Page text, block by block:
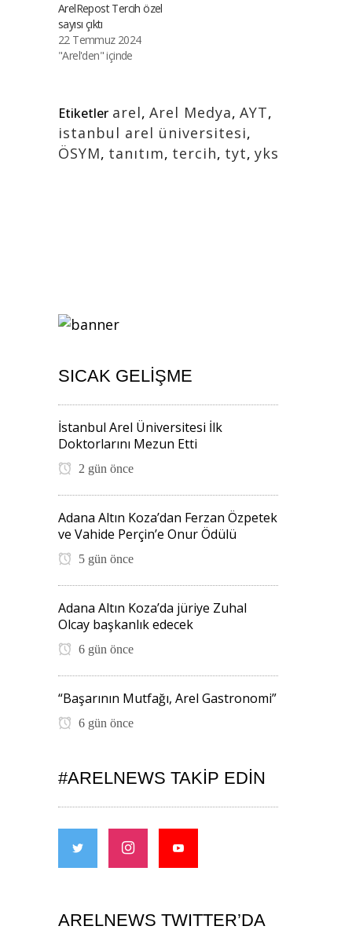
ArelRepost Tercih özel
sayısı çıktı
22 Temmuz 2024
"Arel'den" içinde
Etiketler arel, Arel Medya, AYT,
istanbul arel üniversitesi,
ÖSYM, tanıtım, tercih, tyt, yks
SICAK GELIŞME
İstanbul Arel Üniversitesi İlk
Doktorlarını Mezun Etti
2 gün önce
Adana Altın Koza’dan Ferzan Özpetek
ve Vahide Perçin’e Onur Ödülü
5 gün önce
Adana Altın Koza’da jüriye Zuhal
Olcay başkanlık edecek
6 gün önce
“Başarının Mutfağı, Arel Gastronomi”
6 gün önce
#ARELNEWS TAKIP EDIN
ARELNEWS TWITTER’DA